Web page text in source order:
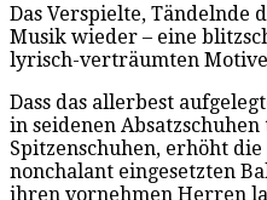
Das Verspielte, Tändelnde
Musik wieder – eine
lyrisch-verträumten
Dass das allerbest
in seidenen
Spitzenschuhen, erhöht die
nonchalant eingesetzten
ihren vornehmen Herren